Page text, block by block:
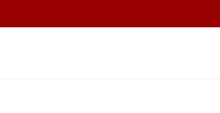
TEL.: +49 (0)